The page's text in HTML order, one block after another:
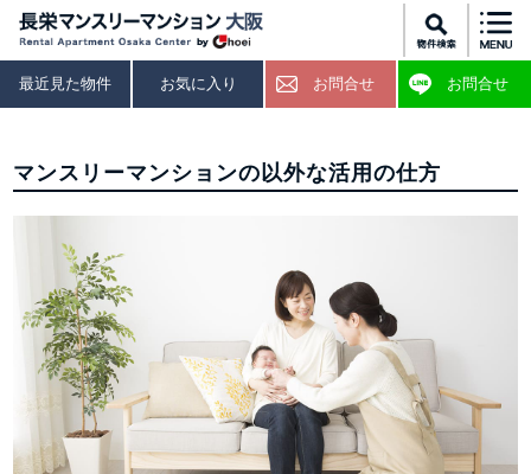
最近見た物件 お気に入り お問合せ お問合せ
マンスリーマンションの以外な活用の仕方